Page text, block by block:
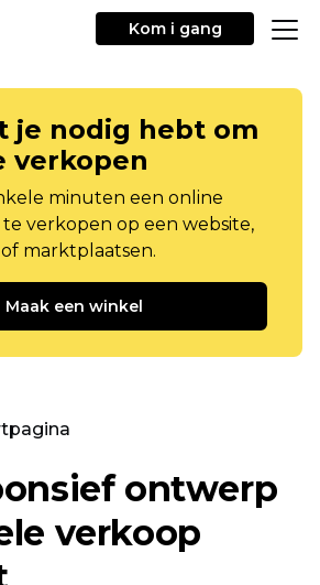
Kom i gang
je nodig hebt om
verkopen
minuten een online
verkopen op een website,
marktplaatsen.
Maak een winkel
ontwerp
verkoop